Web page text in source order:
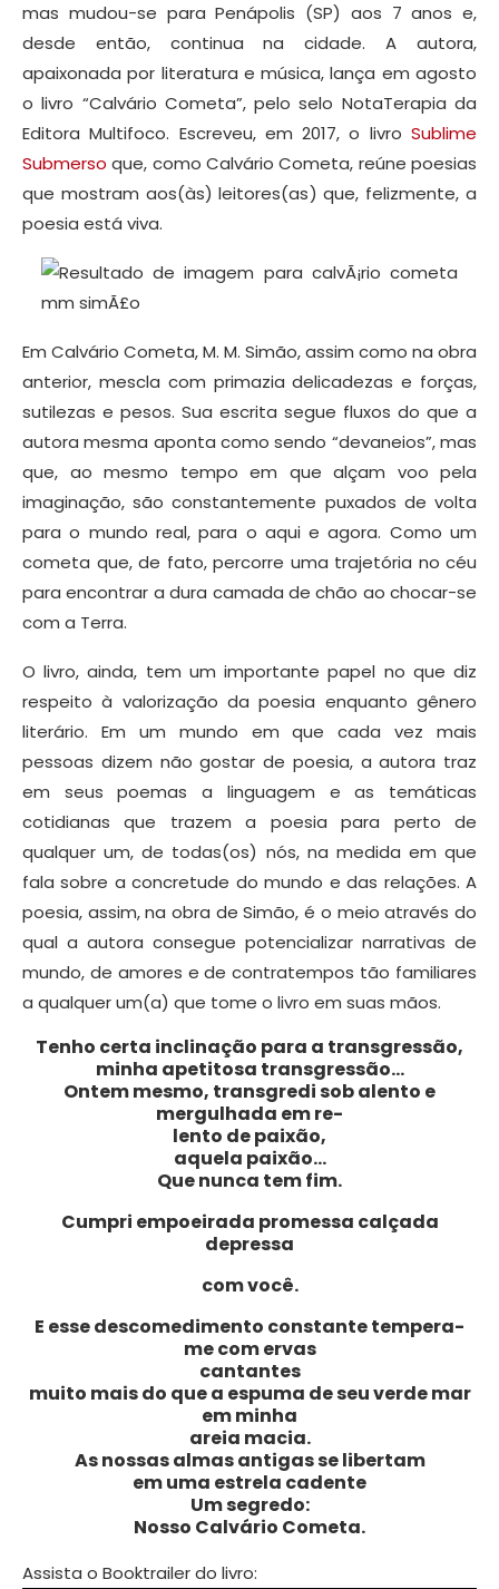
mas mudou-se para Penápolis (SP) aos 7 anos e,
desde então, continua na cidade. A autora,
apaixonada por literatura e música, lança em agosto
o livro “Calvário Cometa”, pelo selo NotaTerapia da
Editora Multifoco. Escreveu, em 2017, o livro Sublime
Submerso que, como Calvário Cometa, reúne poesias
que mostram aos(às) leitores(as) que, felizmente, a
poesia está viva.
Em Calvário Cometa, M. M. Simão, assim como na obra
anterior, mescla com primazia delicadezas e forças,
sutilezas e pesos. Sua escrita segue fluxos do que a
autora mesma aponta como sendo “devaneios”, mas
que, ao mesmo tempo em que alçam voo pela
imaginação, são constantemente puxados de volta
para o mundo real, para o aqui e agora. Como um
cometa que, de fato, percorre uma trajetória no céu
para encontrar a dura camada de chão ao chocar-se
com a Terra.
O livro, ainda, tem um importante papel no que diz
respeito à valorização da poesia enquanto gênero
literário. Em um mundo em que cada vez mais
pessoas dizem não gostar de poesia, a autora traz
em seus poemas a linguagem e as temáticas
cotidianas que trazem a poesia para perto de
qualquer um, de todas(os) nós, na medida em que
fala sobre a concretude do mundo e das relações. A
poesia, assim, na obra de Simão, é o meio através do
qual a autora consegue potencializar narrativas de
mundo, de amores e de contratempos tão familiares
a qualquer um(a) que tome o livro em suas mãos.
Tenho certa inclinação para a transgressão,
minha apetitosa transgressão…
Ontem mesmo, transgredi sob alento e
mergulhada em re-
lento de paixão,
aquela paixão…
Que nunca tem fim.
Cumpri empoeirada promessa calçada
depressa
com você.
E esse descomedimento constante tempera-
me com ervas
cantantes
muito mais do que a espuma de seu verde mar
em minha
areia macia.
As nossas almas antigas se libertam
em uma estrela cadente
Um segredo:
Nosso Calvário Cometa.
Assista o Booktrailer do livro: